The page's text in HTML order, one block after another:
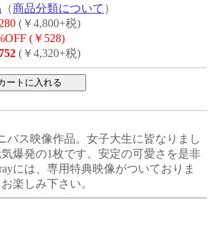
（商品分類について ）
(￥4,800+税)
(￥528)
(￥4,320+税)
バス映像作品。女子大生に皆なりまし
爆発の1枚です。安定の可愛さを是非
には、専用特典映像がついておりま
楽しみ下さい。